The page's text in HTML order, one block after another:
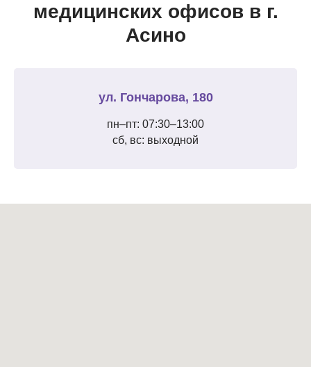
медицинских офисов в г.
Асино
ул. Гончарова, 180
пн–пт: 07:30–13:00
сб, вс: выходной